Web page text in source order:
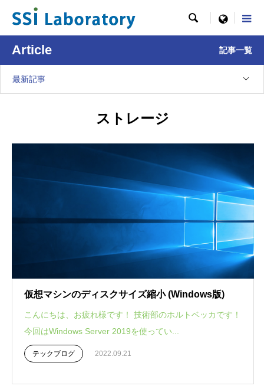
 menu
Article 記事一覧
最新記事
ストレージ
仮想マシンのディスクサイズ縮小 (Windows版)
こんにちは、お疲れ様です！ 技術部のホルトベッカです！
今回はWindows Server 2019を使ってい...
テックブログ 2022.09.21